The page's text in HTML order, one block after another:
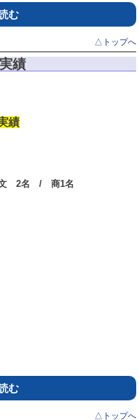
む
△トップへ
績
績
2名 / 商1名
む
△トップへ